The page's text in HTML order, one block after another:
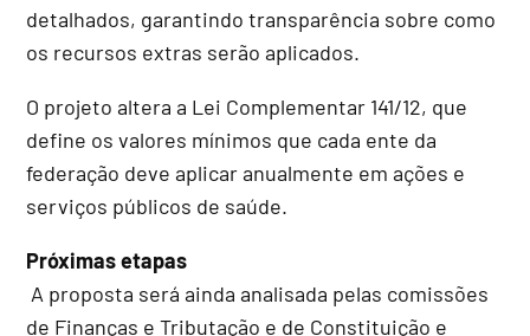
detalhados, garantindo transparência sobre como
os recursos extras serão aplicados.
O projeto altera a Lei Complementar 141/12, que
define os valores mínimos que cada ente da
federação deve aplicar anualmente em ações e
serviços públicos de saúde.
Próximas etapas
A proposta será ainda analisada pelas comissões
de Finanças e Tributação e de Constituição e